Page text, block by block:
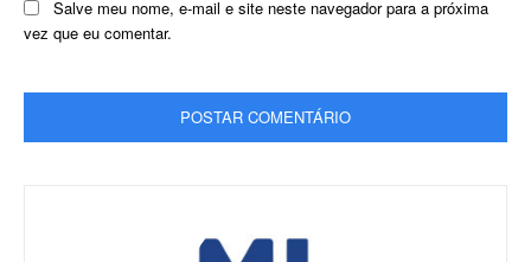
Salve meu nome, e-mail e site neste navegador para a próxima
vez que eu comentar.